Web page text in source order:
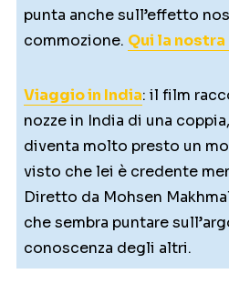
punta anche sull’effetto
commozione. Qui la
Viaggio in India: il film
nozze in India di una
diventa molto presto un
visto che lei è credente
Diretto da Mohsen
che sembra puntare
conoscenza degli altri.